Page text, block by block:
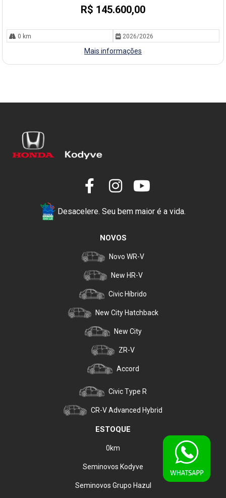
R$ 145.600,00
0 km 2026/2026
Mais informações
Desacelere. Seu bem maior é a vida.
NOVOS
Novo WR-V
New HR-V
Civic Híbrido
New City Hatchback
New City
ZR-V
Accord
Civic Type R
CR-V Advanced Hybrid
ESTOQUE
0km
Seminovos Kodyve
Seminovos Grupo Hazul